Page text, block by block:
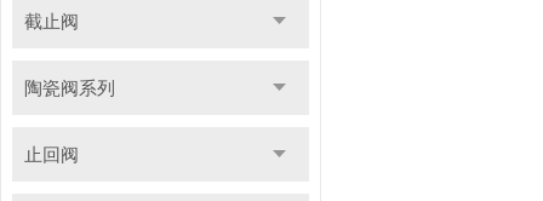
截止阀
陶瓷阀系列
止回阀